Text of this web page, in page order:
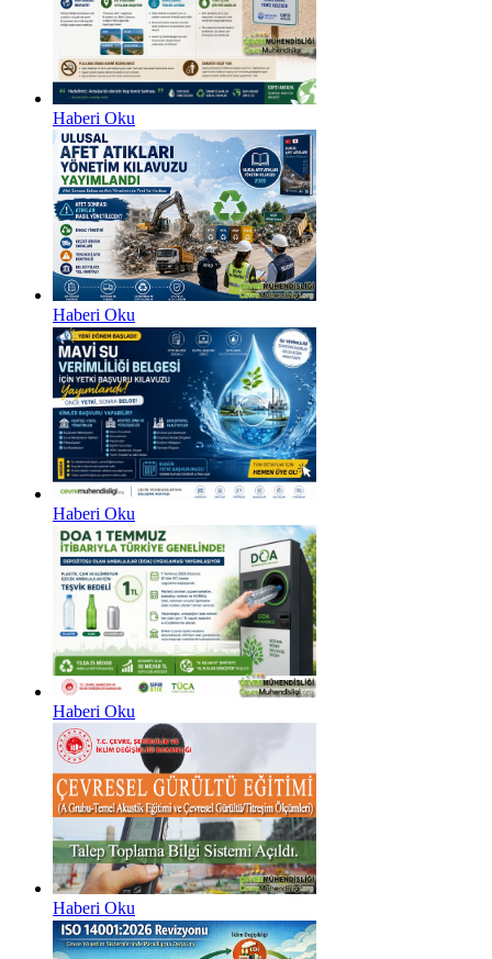
Haberi Oku
Haberi Oku
Haberi Oku
Haberi Oku
Haberi Oku